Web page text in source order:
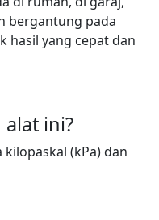
bergantung pada
hasil yang cepat dan
ini?
(kPa) dan